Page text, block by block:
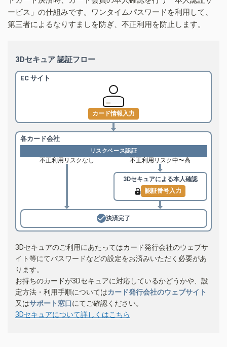
ービス」の仕組みです。ワンタイムパスワードを利用して、
第三者によるなりすましを防ぎ、不正利用を防止します。
3Dセキュア 認証フロー
EC サイト
カード情報入力
各カード会社
リスクベース認証
不正利用リスクなし 不正利用リスク中〜高
3Dセキュアによる本人確認
認証番号入力
決済完了
3Dセキュアのご利用にあたってはカード発行会社のウェブサ
イト等にてパスワードなどの設定をお済みいただく必要があ
ります。
お持ちのカードが3Dセキュアに対応しているかどうかや、設
定方法・利用手順についてはカード発行会社のウェブサイト
又はサポート窓口にてご確認ください。
3Dセキュアについて詳しくはこちら